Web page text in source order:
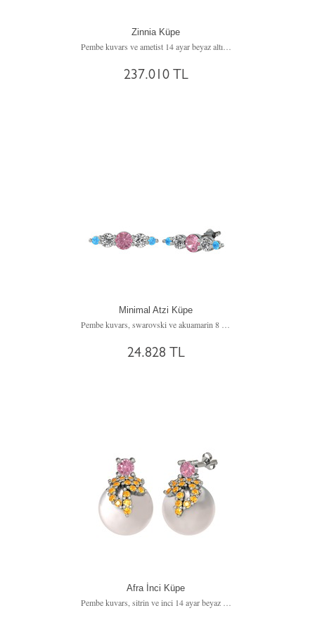
Zinnia Küpe
237.010 TL
Minimal Atzi Küpe
24.828 TL
Afra İnci Küpe